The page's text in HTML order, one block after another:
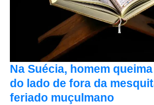
Na Suécia, homem
do lado de fora da
feriado muçulmano